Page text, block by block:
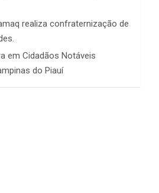
realiza confraternização de
emCidadãos Notáveis
do Piauí